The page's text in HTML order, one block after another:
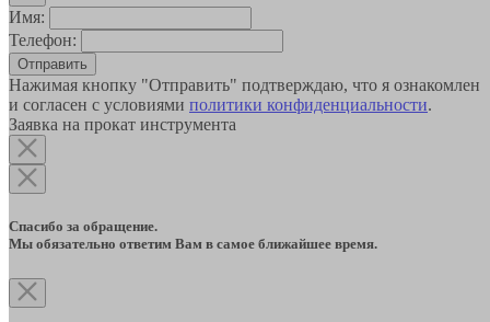
Имя:
Телефон:
Отправить
Нажимая кнопку "Отправить" подтверждаю, что я ознакомлен
и согласен с условиями политики конфиденциальности.
Заявка на прокат инструмента
Спасибо за обращение.
Мы обязательно ответим Вам в самое ближайшее время.